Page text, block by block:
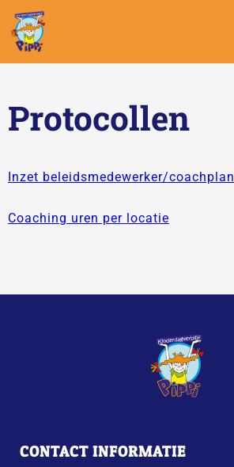
Protocollen
Inzet beleidsmedewerker/coachplan
Coaching uren per locatie
CONTACT INFORMATIE